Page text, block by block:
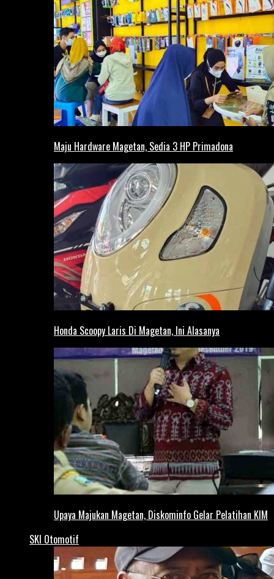
Maju Hardware Magetan, Sedia 3 HP Primadona
Honda Scoopy Laris Di Magetan, Ini Alasanya
Upaya Majukan Magetan, Diskominfo Gelar Pelatihan KIM
SKI Otomotif